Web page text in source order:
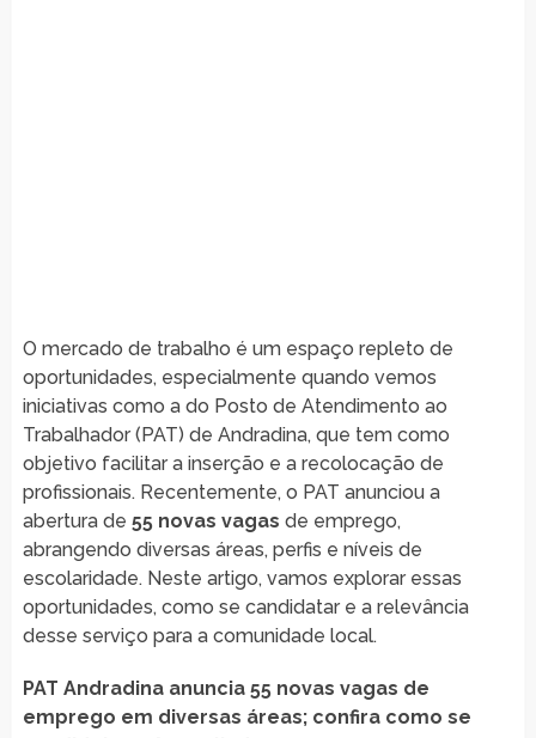
O mercado de trabalho é um espaço repleto de
oportunidades, especialmente quando vemos
iniciativas como a do Posto de Atendimento ao
Trabalhador (PAT) de Andradina, que tem como
objetivo facilitar a inserção e a recolocação de
profissionais. Recentemente, o PAT anunciou a
abertura de 55 novas vagas de emprego,
abrangendo diversas áreas, perfis e níveis de
escolaridade. Neste artigo, vamos explorar essas
oportunidades, como se candidatar e a relevância
desse serviço para a comunidade local.
PAT Andradina anuncia 55 novas vagas de
emprego em diversas áreas; confira como se